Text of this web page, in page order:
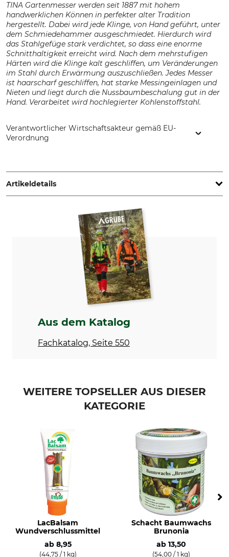
TINA Gartenmesser werden seit 1887 mit hohem
handwerklichen Können in perfekter alter Tradition
hergestellt. Dabei wird jede Klinge, von Hand geführt, unter
dem Schmiedehammer ausgeschmiedet. Hierdurch wird
das Stahlgefüge stark verdichtet, so dass eine enorme
Schnitthaltigkeit erreicht wird. Nach dem mehrstufigen
Härten wird die Klinge kalt geschliffen, um Veränderungen
im Stahl durch Erwärmung auszuschließen. Jedes Messer
ist haarscharf geschliffen, hat starke Messingeinlagen und
Nieten und liegt durch die Nussbaumbeschalung gut in der
Hand. Verarbeitet wird hochlegierter Kohlenstoffstahl.
Verantwortlicher Wirtschaftsakteur gemäß EU-
Verordnung
Germany, www.tina-messerfabrik.de
Artikeldetails
Produkttyp
Schwunghippe
Modellbezeichnung
Herstellung
Made in Germany
Aus dem Katalog
Fachkatalog, Seite 550
WEITERE TOPSELLER AUS DIESER
KATEGORIE
LacBalsam
Wundverschlussmittel
ab 8,95
(44,75 / 1 kg)
Schacht Baumwachs
Brunonia
ab 13,50
(54,00 / 1 kg)